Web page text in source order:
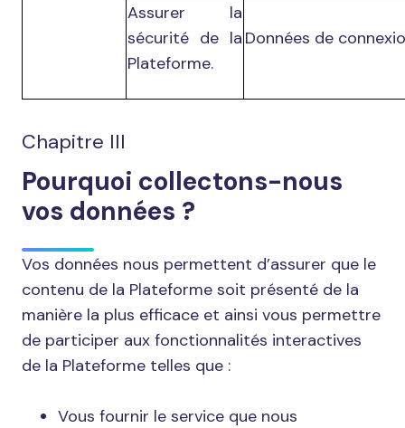
Assurer la
sécurité de la
Plateforme.
Données de
Chapitre III
Pourquoi collectons-nous
vos données ?
Vos données nous permettent d’assurer que le
contenu de la Plateforme soit présenté de la
manière la plus efficace et ainsi vous permettre
de participer aux fonctionnalités interactives
de la Plateforme telles que :
Vous fournir le service que nous